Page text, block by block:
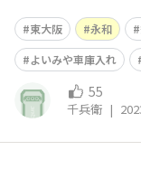
東大阪 永和
よいみや車庫入れ
55
千兵衛 |